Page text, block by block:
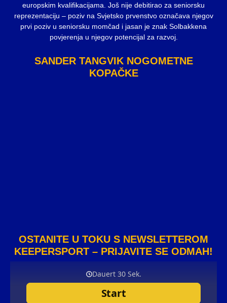
europskim kvalifikacijama. Još nije debitirao za seniorsku
reprezentaciju – poziv na Svjetsko prvenstvo označava njegov
prvi poziv u seniorsku momčad i jasan je znak Solbakkena
povjerenja u njegov potencijal za razvoj.
SANDER TANGVIK NOGOMETNE
KOPAČKE
OSTANITE U TOKU S NEWSLETTEROM
KEEPERSPORT – PRIJAVITE SE ODMAH!